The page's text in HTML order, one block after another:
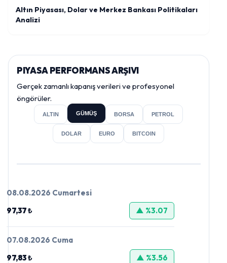
Altın Piyasası, Dolar ve Merkez Bankası Politikaları
Analizi
PIYASA PERFORMANS ARŞIVI
Gerçek zamanlı kapanış verileri ve profesyonel
öngörüler.
ALTIN GÜMÜŞ BORSA PETROL
DOLAR EURO BITCOIN
08.08.2026 Cumartesi
97,37 ₺
▲ %3.07
07.08.2026 Cuma
97,83 ₺
▲ %3.56